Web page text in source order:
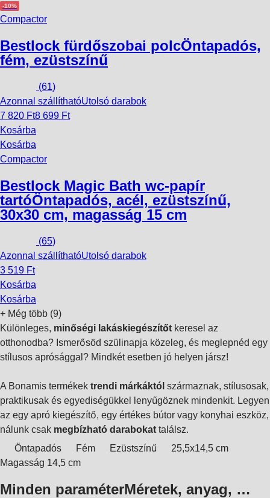
-10%
Compactor
Bestlock fürdőszobai polcÖntapadós,
fém, ezüstszínű
(61)
Azonnal szállíthatóUtolsó darabok
7 820 Ft8 699 Ft
Kosárba
Kosárba
Compactor
Bestlock Magic Bath wc-papír
tartóÖntapadós, acél, ezüstszínű,
30x30 cm, magasság 15 cm
(65)
Azonnal szállíthatóUtolsó darabok
3 519 Ft
Kosárba
Kosárba
+ Még több (9)
Különleges, minőségi lakáskiegészítőt keresel az
otthonodba? Ismerősöd szülinapja közeleg, és meglepnéd egy
stílusos aprósággal? Mindkét esetben jó helyen jársz!
A Bonamis termékek trendi márkáktól származnak, stílusosak,
praktikusak és egyediségükkel lenyűgöznek mindenkit. Legyen
az egy apró kiegészítő, egy értékes bútor vagy konyhai eszköz,
nálunk csak megbízható darabokat találsz.
Öntapadós
Fém Ezüstszínű
25,5x14,5 cm
Magasság 14,5 cm
Minden paraméterMéretek, anyag, …